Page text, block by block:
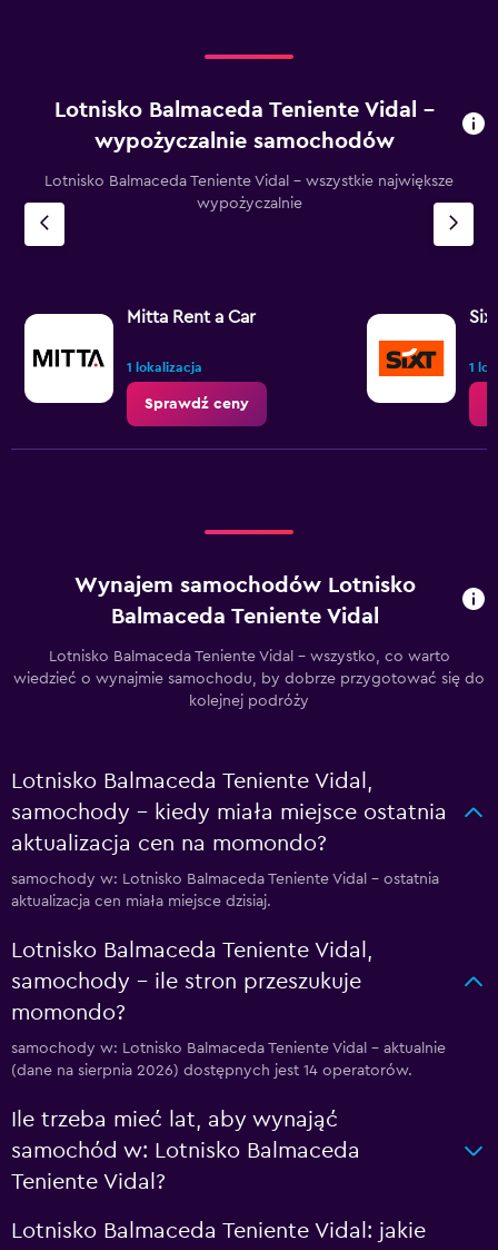
Lotnisko Balmaceda Teniente Vidal –
wypożyczalnie samochodów
Lotnisko Balmaceda Teniente Vidal – wszystkie największe
wypożyczalnie
Mitta Rent a Car
1 lokalizacja
Sprawdź ceny
Sixt
1
Wynajem samochodów Lotnisko
Balmaceda Teniente Vidal
Lotnisko Balmaceda Teniente Vidal – wszystko, co warto
wiedzieć o wynajmie samochodu, by dobrze przygotować się do
kolejnej podróży
Lotnisko Balmaceda Teniente Vidal,
samochody – kiedy miała miejsce ostatnia
aktualizacja cen na momondo?
samochody w: Lotnisko Balmaceda Teniente Vidal – ostatnia
aktualizacja cen miała miejsce dzisiaj.
Lotnisko Balmaceda Teniente Vidal,
samochody – ile stron przeszukuje
momondo?
samochody w: Lotnisko Balmaceda Teniente Vidal – aktualnie
(dane na sierpnia 2026) dostępnych jest 14 operatorów.
Ile trzeba mieć lat, aby wynająć
samochód w: Lotnisko Balmaceda
Teniente Vidal?
Lotnisko Balmaceda Teniente Vidal: jakie